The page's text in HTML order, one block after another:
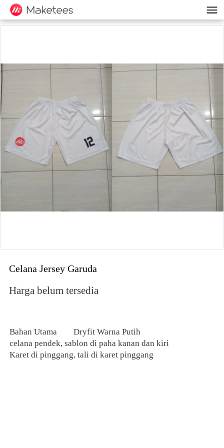
Celana Jersey Garuda
Harga belum tersedia
Bahan Utama	Dryfit Warna Putih
celana pendek, sablon di paha kanan dan kiri
Karet di pinggang, tali di karet pinggang